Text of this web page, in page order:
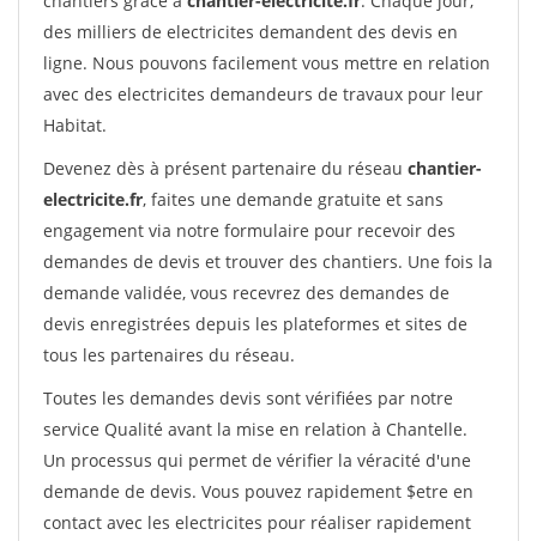
des milliers de electricites demandent des devis en
ligne. Nous pouvons facilement vous mettre en relation
avec des electricites demandeurs de travaux pour leur
Habitat.
Devenez dès à présent partenaire du réseau chantier-
electricite.fr, faites une demande gratuite et sans
engagement via notre formulaire pour recevoir des
demandes de devis et trouver des chantiers. Une fois la
demande validée, vous recevrez des demandes de
devis enregistrées depuis les plateformes et sites de
tous les partenaires du réseau.
Toutes les demandes devis sont vérifiées par notre
service Qualité avant la mise en relation à Chantelle.
Un processus qui permet de vérifier la véracité d'une
demande de devis. Vous pouvez rapidement $etre en
contact avec les electricites pour réaliser rapidement